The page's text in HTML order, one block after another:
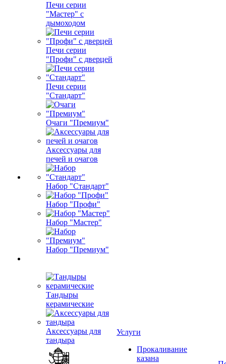
Печи серии
"Мастер" с
дымоходом
Печи серии
"Профи" с дверцей
Печи серии
"Стандарт"
Очаги "Премиум"
Аксессуары для
печей и очагов
Набор "Стандарт"
Набор "Профи"
Набор "Мастер"
Набор "Премиум"
Тандыры
керамические
Аксессуары для
тандыра
Услуги
Прокаливание
казана